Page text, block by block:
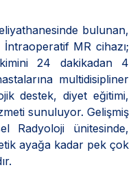
bulunan,
MR cihazı;
24 dakikadan 4
multidisipliner
destek, diyet eğitimi,
sunuluyor. Gelişmiş
Radyoloji ünitesinde,
ayağa kadar pek çok